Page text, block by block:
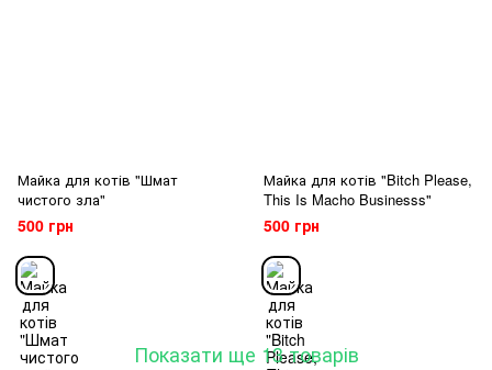
Майка для котів "Шмат
чистого зла"
500 грн
Майка для котів "Bitch Please,
This Is Macho Businesss"
500 грн
Показати ще 13 товарів